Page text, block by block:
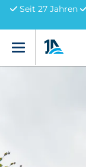
Seit 27 Jahren
Menü